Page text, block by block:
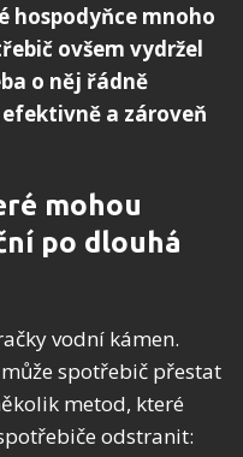
hospodyňce mnoho
ovšem vydržel
o něj řádně
a zároveň
mohou
po dlouhá
vodní kámen.
spotřebič přestat
metod, které
odstranit: